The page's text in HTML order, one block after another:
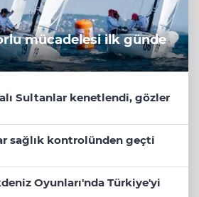
mücadelesi ilk günde
Sultanlar kenetlendi, gözler
sağlık kontrolünden geçti
Oyunları'nda Türkiye'yi